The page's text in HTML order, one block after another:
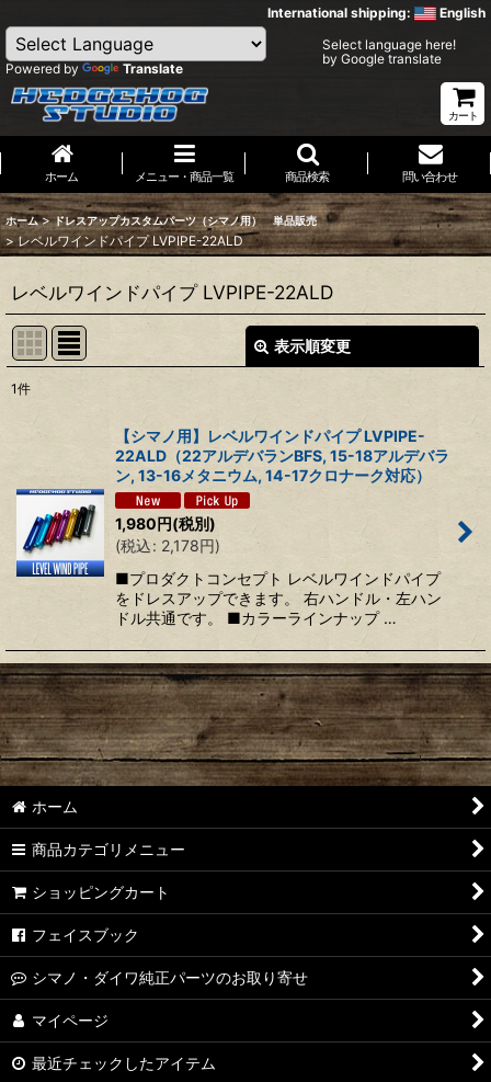
International shipping: English
Powered by Translate
Select language here!
by Google translate
カート
ホーム メニュー・商品一覧 商品検索 問い合わせ
ホーム > ドレスアップカスタムパーツ（シマノ用） 単品販売
> レベルワインドパイプ LVPIPE-22ALD
レベルワインドパイプ LVPIPE-22ALD
表示順変更
1件
【シマノ用】レベルワインドパイプ LVPIPE-
22ALD（22アルデバランBFS, 15-18アルデバラ
ン, 13-16メタニウム, 14-17クロナーク対応）
1,980円(税別)
(税込: 2,178円)
■プロダクトコンセプト レベルワインドパイプ
をドレスアップできます。 右ハンドル・左ハン
ドル共通です。 ■カラーラインナップ …
ホーム
商品カテゴリメニュー
ショッピングカート
フェイスブック
シマノ・ダイワ純正パーツのお取り寄せ
マイページ
最近チェックしたアイテム